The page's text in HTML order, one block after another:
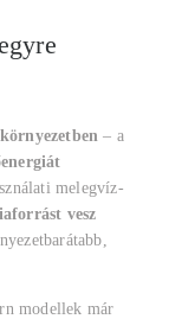
– a
melegvíz-
vesz
modellek már